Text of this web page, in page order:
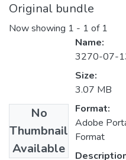
Original bundle
Now showing 1 - 1 of 1
No
Thumbnail
Available
Name:
3270-07-
Size:
3.07 MB
Format:
Adobe
Format